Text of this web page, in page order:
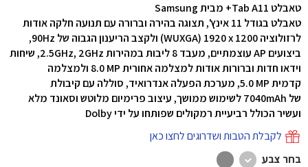
טאבלט Tab A11+ מבית Samsung
טאבלט בגודל 11 אינץ', תצוגה בהירה וברורה עם תנועה חלקה אודות
לרזולוציה
WUXGA) 1920 x 1200‎) ולקצב הריענון הגבוה של 90Hz,
ביצועים AP עוצמתיים, מעבד 8 ליבות במהירות 2.5GHz, 2GHz, שיחות
וידאו חדות וברורות אודות למצלמה אחורית ‎8.0 MP ולמצלמה
קדמית ‎5.0 MP‎, מערכת הפעלה אנדרואיד, סוללה עם קיבולת
של 7040mAh לשימוש ממושך, עיצוב פרימיום מלוטש וסאונד מלא
ועשיר הכולל רביעיית רמקולים שפותחו על ידי Dolby
לקבלת הטבות ושדרוגים לחצו כאן
בחר צבע